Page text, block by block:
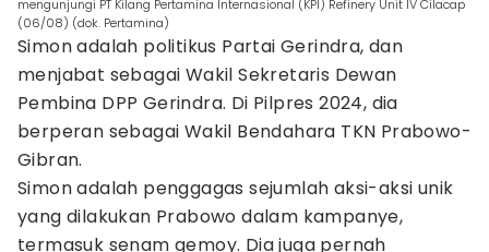
mengunjungi PT Kilang Pertamina Internasional (KPI) Refinery Unit IV Cilacap
(06/08) (dok. Pertamina)
Simon adalah politikus Partai Gerindra, dan
menjabat sebagai Wakil Sekretaris Dewan
Pembina DPP Gerindra. Di Pilpres 2024, dia
berperan sebagai Wakil Bendahara TKN Prabowo-
Gibran.
Simon adalah penggagas sejumlah aksi-aksi unik
yang dilakukan Prabowo dalam kampanye,
termasuk senam gemoy. Dia juga pernah